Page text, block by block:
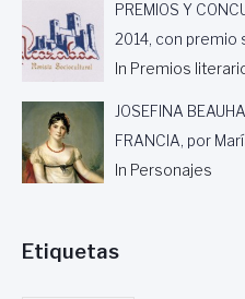
PREMIOS Y
2014, con premio
In Premios
JOSEFINA
FRANCIA, por
In Personajes
Etiquetas